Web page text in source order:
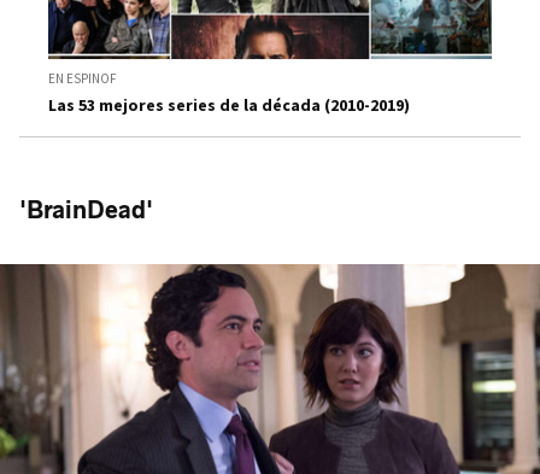
EN ESPINOF
Las 53 mejores series de la década (2010-2019)
'BrainDead'